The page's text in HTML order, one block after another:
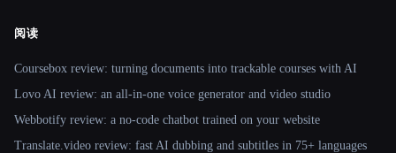
阅读
Coursebox review: turning documents into trackable courses with AI
Lovo AI review: an all-in-one voice generator and video studio
Webbotify review: a no-code chatbot trained on your website
Translate.video review: fast AI dubbing and subtitles in 75+ languages